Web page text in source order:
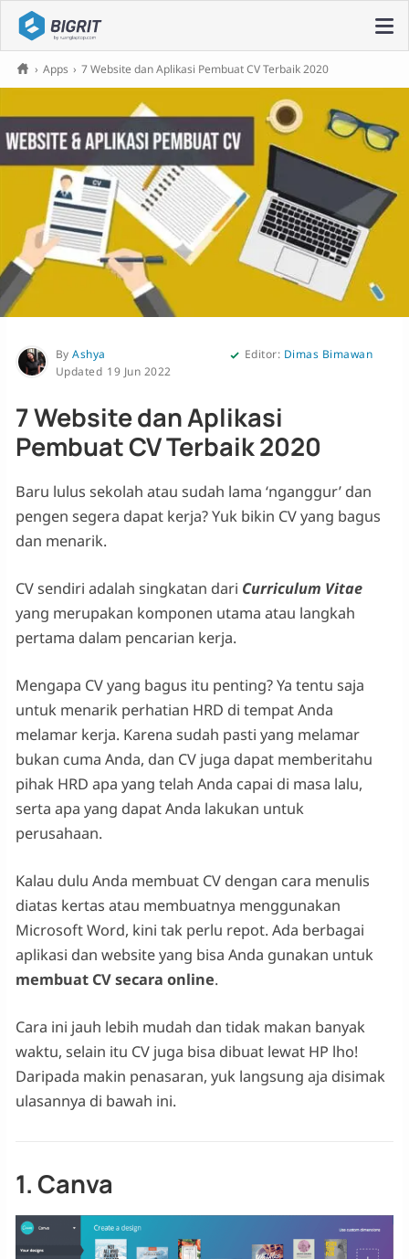
› Apps › 7 Website dan Aplikasi Pembuat CV Terbaik 2020
ByAshya
19 Jun 2022
Editor: Dimas Bimawan
7 Website dan Aplikasi
Pembuat CV Terbaik 2020
Baru lulus sekolah atau sudah lama ‘nganggur’ dan
pengen segera dapat kerja? Yuk bikin CV yang bagus
dan menarik.
CV sendiri adalah singkatan dari Curriculum Vitae
yang merupakan komponen utama atau langkah
pertama dalam pencarian kerja.
Mengapa CV yang bagus itu penting? Ya tentu saja
untuk menarik perhatian HRD di tempat Anda
melamar kerja. Karena sudah pasti yang melamar
bukan cuma Anda, dan CV juga dapat memberitahu
pihak HRD apa yang telah Anda capai di masa lalu,
serta apa yang dapat Anda lakukan untuk
perusahaan.
Kalau dulu Anda membuat CV dengan cara menulis
diatas kertas atau membuatnya menggunakan
Microsoft Word, kini tak perlu repot. Ada berbagai
aplikasi dan website yang bisa Anda gunakan untuk
membuat CV secara online.
Cara ini jauh lebih mudah dan tidak makan banyak
waktu, selain itu CV juga bisa dibuat lewat HP lho!
Daripada makin penasaran, yuk langsung aja disimak
ulasannya di bawah ini.
1. Canva